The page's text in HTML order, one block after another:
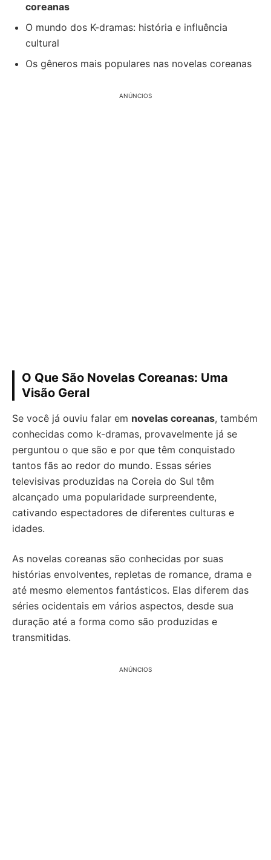
coreanas
O mundo dos K-dramas: história e influência
cultural
Os gêneros mais populares nas novelas coreanas
ANÚNCIOS
O Que São Novelas Coreanas: Uma
Visão Geral
Se você já ouviu falar em novelas coreanas, também
conhecidas como k-dramas, provavelmente já se
perguntou o que são e por que têm conquistado
tantos fãs ao redor do mundo. Essas séries
televisivas produzidas na Coreia do Sul têm
alcançado uma popularidade surpreendente,
cativando espectadores de diferentes culturas e
idades.
As novelas coreanas são conhecidas por suas
histórias envolventes, repletas de romance, drama e
até mesmo elementos fantásticos. Elas diferem das
séries ocidentais em vários aspectos, desde sua
duração até a forma como são produzidas e
transmitidas.
ANÚNCIOS